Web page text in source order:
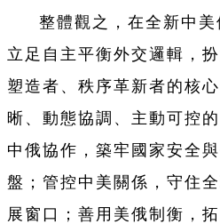
整體觀之，在全新中
立足自主平衡外交邏輯，
塑造者、秩序革新者的核
晰、動態協調、主動可控
中俄協作，築牢國家安全
盤；管控中美關係，守住
展窗口；善用美俄制衡，